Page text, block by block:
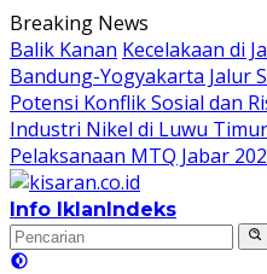
Langsung
ke
konten
Breaking News
Balik Kanan Kecelakaan di
Bandung-Yogyakarta Jalur
Potensi Konflik Sosial dan
Industri Nikel di Luwu Timur
Pelaksanaan MTQ Jabar
Info IklanIndeks